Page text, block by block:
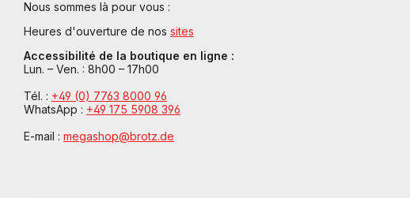
Nous sommes là pour vous :
Heures d'ouverture de nos sites
Accessibilité de la boutique en ligne :
Lun. – Ven. : 8h00 – 17h00
Tél. : +49 (0) 7763 8000 96
WhatsApp : +49 175 5908 396
E-mail : megashop@brotz.de